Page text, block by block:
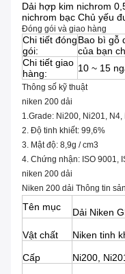
Dải hợp kim nichrom
nichrom bạc Chủ yếu
Đóng gói và giao hàng
Chi tiết đóng
gói:
Bao bì gỗ
của bạn
Chi tiết giao
hàng:
10 ~ 15
Thông số kỹ thuật
niken 200 dải
1.Grade: Ni200, Ni201, N4,
2. Độ tinh khiết: 99,6%
3. Mật độ: 8,9g / cm3
4. Chứng nhận: ISO 9001,
niken 200 dải
Niken 200 dải Thông tin
Tên mục Dải Niken
Vật chất Niken tinh
Cấp Ni200,